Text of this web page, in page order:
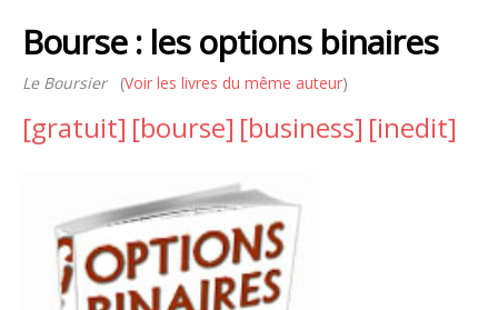
Culture
Bourse : les options binaires
Le Boursier(Voir les livres du même auteur)
[gratuit] [bourse] [business] [inedit]